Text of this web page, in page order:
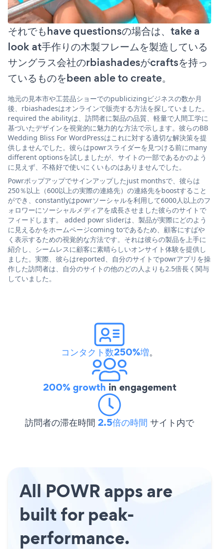
それでもhave questionsの場合は、take a
look at手作りの木製フレームを製造している
サングラス会社のrbiashadesがcraftsを持っ
ているものをbeen able to create。
地元の見本市や工芸品ショーでのpublicizingビジネスの数か月
後、rbiashadesはオンラインで販売する方法を探していました。
required the abilityは、訪問者に製品の品質、軽量で人間工学に
基づいたデザインを視覚的に魅力的な方法で示します。彼らのBB
Wedding Bliss For WordPressはこれに対する適切な解決策を提
供しませんでした。彼らはpowrスライダーを見つける前にmany
different optionsを試しましたが、サイトの一部であるかのよう
に見えず、不格好で使いにくいものはありませんでした。
Powrポップアップでサインアップしたjust monthsで、彼らは
250％以上（600以上の実際の連絡先）の連絡先をboostすること
ができ、constantlyはpowrソーシャルを利用して6000人以上のフ
ォロワーにソーシャルメディアを成長させました彼らのサイトで
フィードします。 added powr sliderは、製品が実際にどのよう
に見えるかをホームページcoming toであるため、顧客にすばや
く表示するための視覚的な方法です。それは彼らの製品を上手に
紹介し、シームレスに顧客に素晴らしいオンサイト体験を提供し
ました。実際、彼らはreported、自分のサイトでpowrアプリを操
作した訪問者は、自分のサイトの他のどの人よりも2.5倍長く関与
していました。
コンタクト数250%増。
200% growth in engagement
訪問者の滞在時間 2.5倍の時間 サイト内で
All POWR apps are
built for peak-
performance.